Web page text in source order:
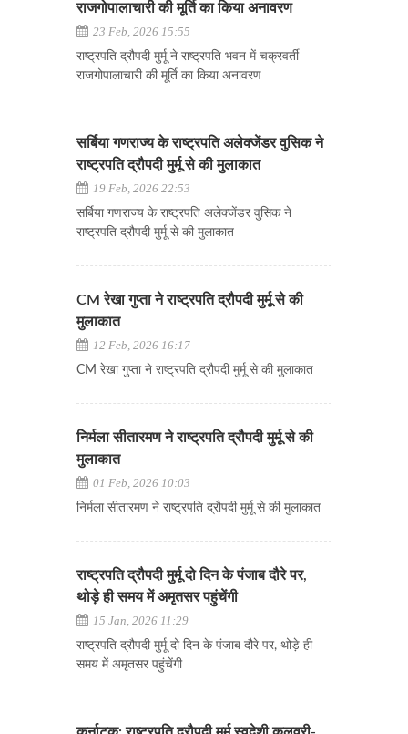
राजगोपालाचारी की मूर्ति का किया अनावरण
23 Feb, 2026 15:55
राष्ट्रपति द्रौपदी मुर्मू ने राष्ट्रपति भवन में चक्रवर्ती
राजगोपालाचारी की मूर्ति का किया अनावरण
सर्बिया गणराज्य के राष्ट्रपति अलेक्जेंडर वुसिक ने
राष्ट्रपति द्रौपदी मुर्मू से की मुलाकात
19 Feb, 2026 22:53
सर्बिया गणराज्य के राष्ट्रपति अलेक्जेंडर वुसिक ने
राष्ट्रपति द्रौपदी मुर्मू से की मुलाकात
CM रेखा गुप्ता ने राष्ट्रपति द्रौपदी मुर्मू से की
मुलाकात
12 Feb, 2026 16:17
CM रेखा गुप्ता ने राष्ट्रपति द्रौपदी मुर्मू से की मुलाकात
निर्मला सीतारमण ने राष्ट्रपति द्रौपदी मुर्मू से की
मुलाकात
01 Feb, 2026 10:03
निर्मला सीतारमण ने राष्ट्रपति द्रौपदी मुर्मू से की मुलाकात
राष्ट्रपति द्रौपदी मुर्मू दो दिन के पंजाब दौरे पर,
थोड़े ही समय में अमृतसर पहुंचेंगी
15 Jan, 2026 11:29
राष्ट्रपति द्रौपदी मुर्मू दो दिन के पंजाब दौरे पर, थोड़े ही
समय में अमृतसर पहुंचेंगी